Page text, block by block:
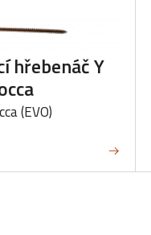
hřebenáč Y
(EVO)